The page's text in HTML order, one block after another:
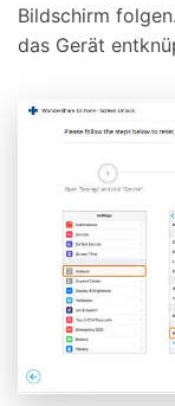
Bildschirm
das Gerät